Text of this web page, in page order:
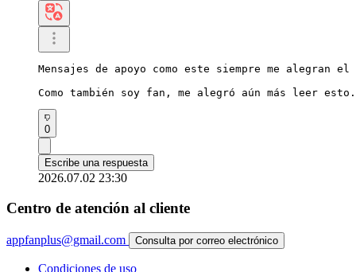
Mensajes de apoyo como este siempre me alegran
Como también soy fan, me alegró aún más leer esto.
0
Escribe una respuesta
2026.07.02 23:30
Centro de atención al cliente
appfanplus@gmail.com Consulta por correo electrónico
Condiciones de uso